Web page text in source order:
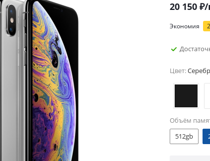
20 150 ₽/
Экономия
Цвет:
Объём
512gb